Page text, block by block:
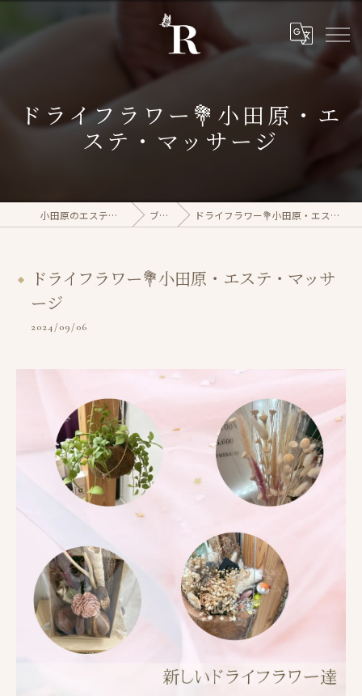
ドライフラワー💐小田原・エ
ステ・マッサージ
小田原のエステならrasera ブログ ドライフラワー💐小田原・エステ・マッサージ
ドライフラワー💐小田原・エステ・マッサ
ージ
2024/09/06